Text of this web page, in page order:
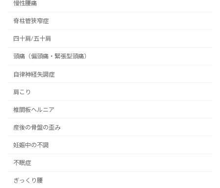
慢性腰痛
脊柱管狭窄症
四十肩/五十肩
頭痛（偏頭痛・緊張型頭痛）
自律神経失調症
肩こり
椎間板ヘルニア
産後の骨盤の歪み
妊娠中の不調
不眠症
ぎっくり腰